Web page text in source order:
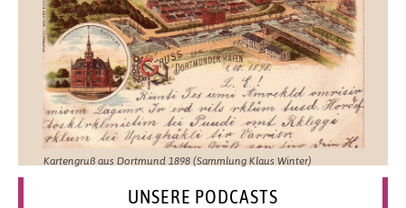
Kartengruß aus Dortmund 1898 (Sammlung Klaus Winter)
UNSERE PODCASTS